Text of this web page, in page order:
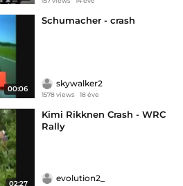
00:06
Schumacher - crash
skywalker2
1578 views 18 éve
02:27
Kimi Rikknen Crash - WRC
Rally
evolution2_